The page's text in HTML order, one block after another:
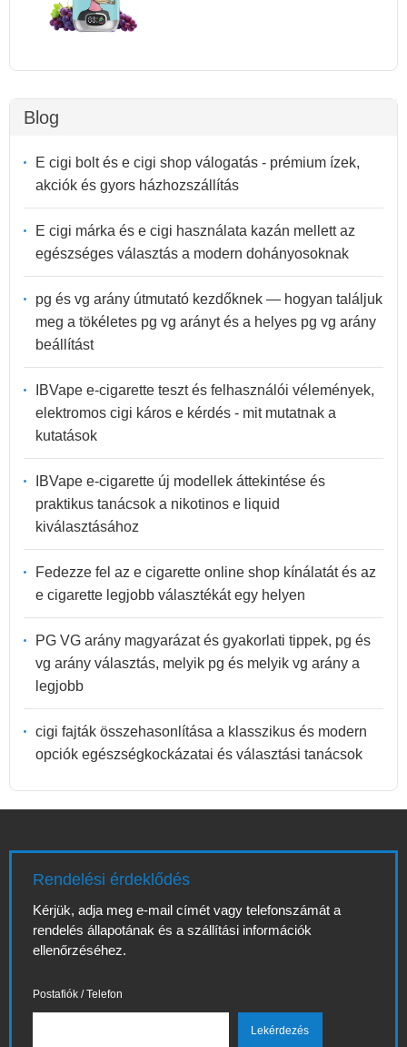
Blog
E cigi bolt és e cigi shop válogatás - prémium ízek,
akciók és gyors házhozszállítás
E cigi márka és e cigi használata kazán mellett az
egészséges választás a modern dohányosoknak
pg és vg arány útmutató kezdőknek — hogyan találjuk
meg a tökéletes pg vg arányt és a helyes pg vg arány
beállítást
IBVape e-cigarette teszt és felhasználói vélemények,
elektromos cigi káros e kérdés - mit mutatnak a
kutatások
IBVape e-cigarette új modellek áttekintése és
praktikus tanácsok a nikotinos e liquid
kiválasztásához
Fedezze fel az e cigarette online shop kínálatát és az
e cigarette legjobb választékát egy helyen
PG VG arány magyarázat és gyakorlati tippek, pg és
vg arány választás, melyik pg és melyik vg arány a
legjobb
cigi fajták összehasonlítása a klasszikus és modern
opciók egészségkockázatai és választási tanácsok
Rendelési érdeklődés
Kérjük, adja meg e-mail címét vagy telefonszámát a
rendelés állapotának és a szállítási információk
ellenőrzéséhez.
Postafiók / Telefon